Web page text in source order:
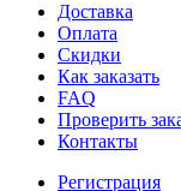
Доставка
Оплата
Скидки
Как заказать
FAQ
Проверить
Контакты
Регистрация